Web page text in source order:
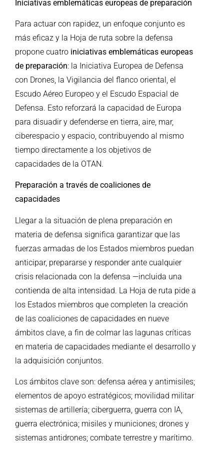
Iniciativas emblemáticas europeas de preparación
Para actuar con rapidez, un enfoque conjunto es
más eficaz y la Hoja de ruta sobre la defensa
propone cuatro iniciativas emblemáticas europeas
de preparación: la Iniciativa Europea de Defensa
con Drones, la Vigilancia del flanco oriental, el
Escudo Aéreo Europeo y el Escudo Espacial de
Defensa. Esto reforzará la capacidad de Europa
para disuadir y defenderse en tierra, aire, mar,
ciberespacio y espacio, contribuyendo al mismo
tiempo directamente a los objetivos de
capacidades de la OTAN.
Preparación a través de coaliciones de
capacidades
Llegar a la situación de plena preparación en
materia de defensa significa garantizar que las
fuerzas armadas de los Estados miembros puedan
anticipar, prepararse y responder ante cualquier
crisis relacionada con la defensa —incluida una
contienda de alta intensidad. La Hoja de ruta pide a
los Estados miembros que completen la creación
de las coaliciones de capacidades en nueve
ámbitos clave, a fin de colmar las lagunas críticas
en materia de capacidades mediante el desarrollo y
la adquisición conjuntos.
Los ámbitos clave son: defensa aérea y antimisiles;
elementos de apoyo estratégicos; movilidad militar
sistemas de artillería; ciberguerra, guerra con IA,
guerra electrónica; misiles y municiones; drones y
sistemas antidrones; combate terrestre y marítimo.